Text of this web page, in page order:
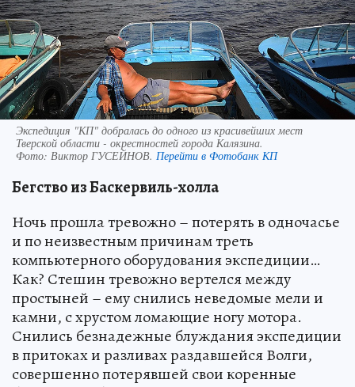
Экспедиция "КП" добралась до одного из красивейших мест
Тверской области - окрестностей города Калязина.
Фото: Виктор ГУСЕЙНОВ. Перейти в Фотобанк КП
Бегство из Баскервиль-холла
Ночь прошла тревожно – потерять в одночасье
и по неизвестным причинам треть
компьютерного оборудования экспедиции…
Как? Стешин тревожно вертелся между
простыней – ему снились неведомые мели и
камни, с хрустом ломающие ногу мотора.
Снились безнадежные блуждания экспедиции
в притоках и разливах раздавшейся Волги,
совершенно потерявшей свои коренные